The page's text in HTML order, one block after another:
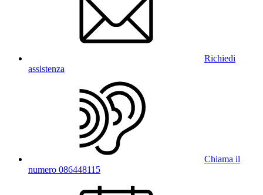
Richiedi
assistenza
Chiama il
numero 086448115